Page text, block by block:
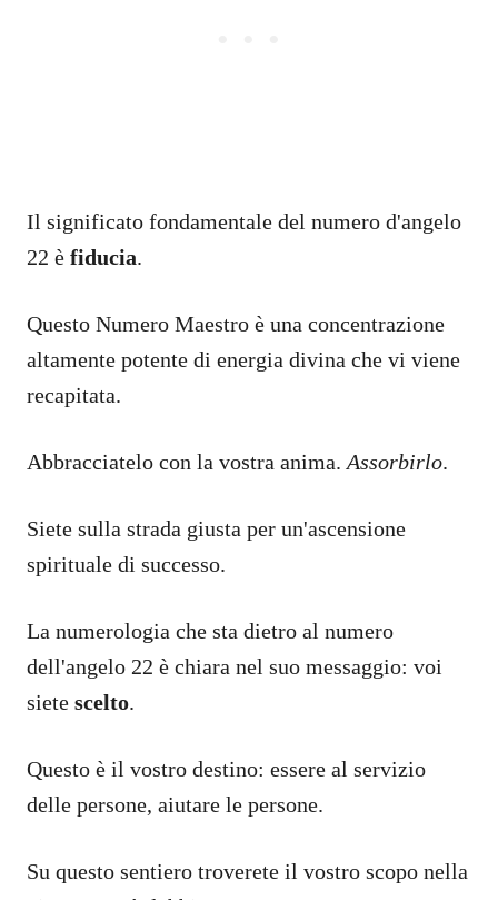
Il significato fondamentale del numero d'angelo
22 è fiducia.
Questo Numero Maestro è una concentrazione
altamente potente di energia divina che vi viene
recapitata.
Abbracciatelo con la vostra anima. Assorbirlo.
Siete sulla strada giusta per un'ascensione
spirituale di successo.
La numerologia che sta dietro al numero
dell'angelo 22 è chiara nel suo messaggio: voi
siete scelto.
Questo è il vostro destino: essere al servizio
delle persone, aiutare le persone.
Su questo sentiero troverete il vostro scopo nella